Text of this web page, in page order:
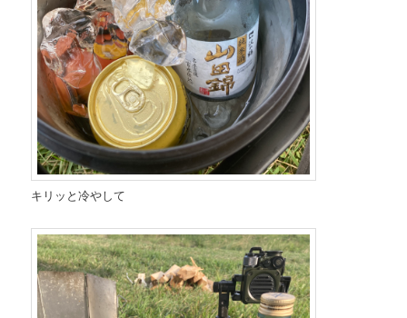
キリッと冷やして